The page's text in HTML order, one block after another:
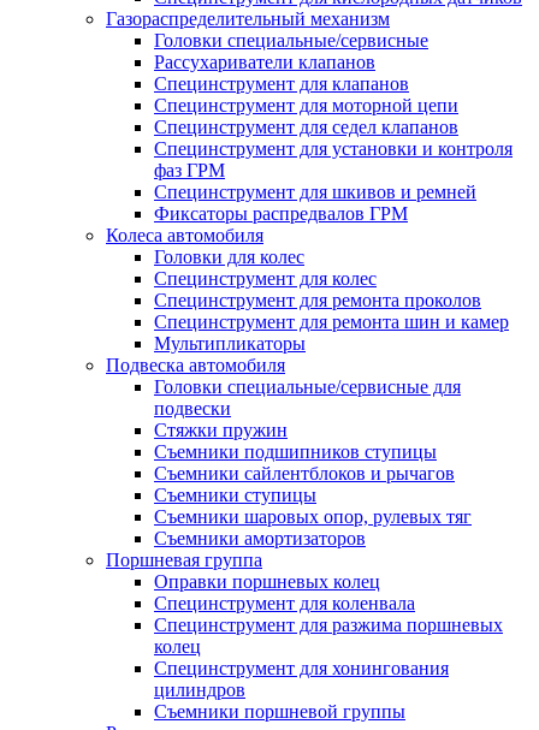
Газораспределительный механизм
Головки специальные/сервисные
Рассухариватели клапанов
Специнструмент для клапанов
Специнструмент для моторной цепи
Специнструмент для седел клапанов
Специнструмент для установки и контроля
фаз ГРМ
Специнструмент для шкивов и ремней
Фиксаторы распредвалов ГРМ
Колеса автомобиля
Головки для колес
Специнструмент для колес
Специнструмент для ремонта проколов
Специнструмент для ремонта шин и камер
Мультипликаторы
Подвеска автомобиля
Головки специальные/сервисные для
подвески
Стяжки пружин
Съемники подшипников ступицы
Съемники сайлентблоков и рычагов
Съемники ступицы
Съемники шаровых опор, рулевых тяг
Съемники амортизаторов
Поршневая группа
Оправки поршневых колец
Специнструмент для коленвала
Специнструмент для разжима поршневых
колец
Специнструмент для хонингования
цилиндров
Съемники поршневой группы